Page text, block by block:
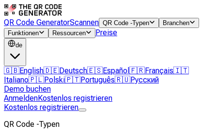
QR Code GeneratorScannen QR Code -Typen
Branchen
Funktionen
Ressourcen Preise
de
🇬🇧English🇩🇪Deutsch🇪🇸Español 🇫🇷Français🇮🇹
Italiano🇵🇱Polski🇵🇹Português🇷🇺Русский
Demo buchen
AnmeldenKostenlos registrieren
Kostenlos registrieren
QR Code -Typen